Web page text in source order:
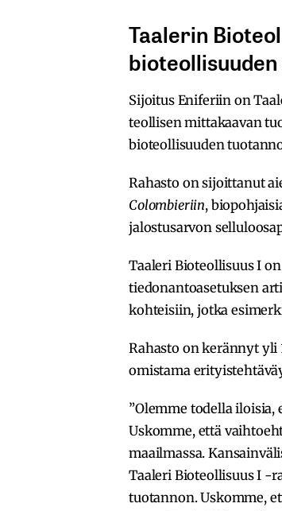
Taalerin
Sijoitus Eniferiin on
teollisen mittakaavan
bioteollisuuden
Rahasto on sijoittanut
Colombieriin,
jalostusarvon
Taaleri Bioteollisuus I
tiedonantoasetuksen
kohteisiin, jotka
Rahasto on kerännyt yli
omistama
”Olemme todella
Uskomme, että
maailmassa.
Taaleri Bioteollisuus I -
tuotannon. Uskomme,